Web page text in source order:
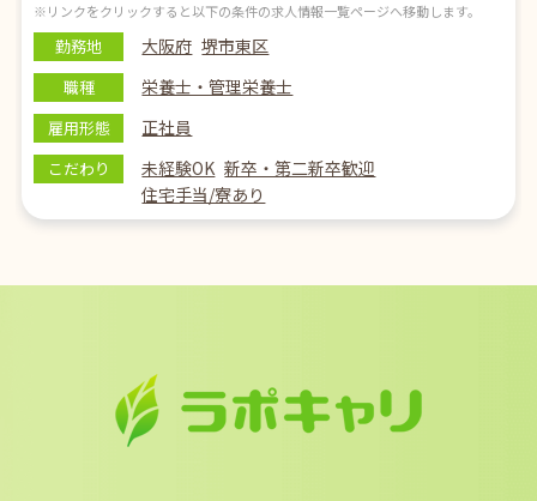
※リンクをクリックすると以下の条件の求人情報一覧ページへ移動します。
勤務地 大阪府 堺市東区
職種 栄養士・管理栄養士
雇用形態 正社員
こだわり 未経験OK 新卒・第二新卒歓迎
住宅手当/寮あり